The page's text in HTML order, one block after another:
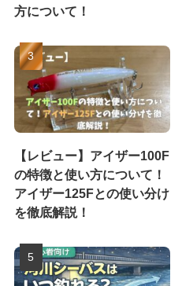
方について！
【レビュー】アイザー100F
の特徴と使い方について！
アイザー125Fとの使い分け
を徹底解説！